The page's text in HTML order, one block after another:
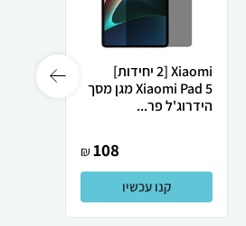
Xiaomi [2 יחידות]
Xiaomi Pad 5 מגן מסך
הידרוג'ל פר...
108
₪
קנו עכשיו